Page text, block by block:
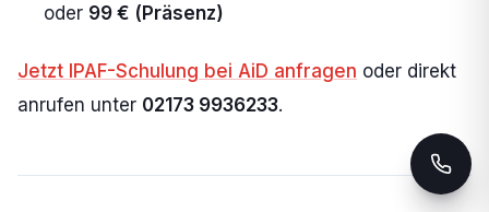
oder 99 € (Präsenz)
Jetzt IPAF-Schulung bei AiD anfragen oder direkt
anrufen unter 02173 9936233.